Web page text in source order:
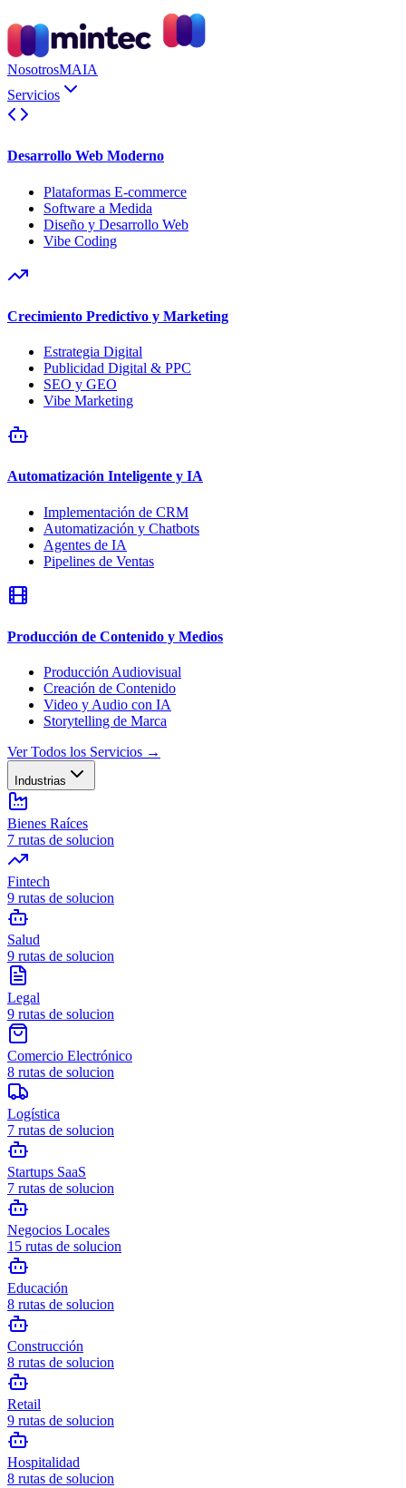
NosotrosMAIA
Servicios
Desarrollo Web Moderno
Plataformas E-commerce
Software a Medida
Diseño y Desarrollo Web
Vibe Coding
Crecimiento Predictivo y Marketing
Estrategia Digital
Publicidad Digital & PPC
SEO y GEO
Vibe Marketing
Automatización Inteligente y IA
Implementación de CRM
Automatización y Chatbots
Agentes de IA
Pipelines de Ventas
Producción de Contenido y Medios
Producción Audiovisual
Creación de Contenido
Video y Audio con IA
Storytelling de Marca
Ver Todos los Servicios →
Industrias
Bienes Raíces
7 rutas de solucion
Fintech
9 rutas de solucion
Salud
9 rutas de solucion
Legal
9 rutas de solucion
Comercio Electrónico
8 rutas de solucion
Logística
7 rutas de solucion
Startups SaaS
7 rutas de solucion
Negocios Locales
15 rutas de solucion
Educación
8 rutas de solucion
Construcción
8 rutas de solucion
Retail
9 rutas de solucion
Hospitalidad
8 rutas de solucion